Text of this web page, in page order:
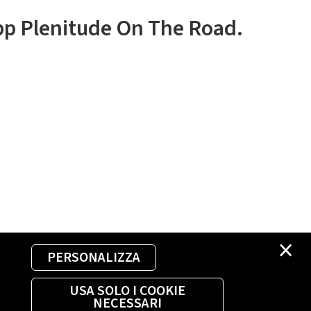
×
PERSONALIZZA
USA SOLO I COOKIE
NECESSARI
Plenitude On The Road.